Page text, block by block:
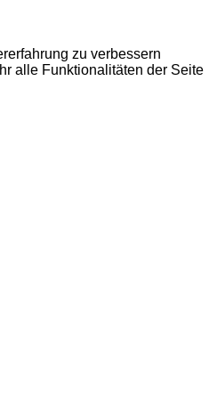
zu verbessern
alle Funktionalitäten der Seite